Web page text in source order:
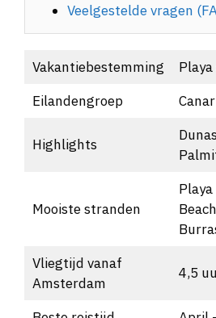
Veelgestelde vragen
Vakantiebestemming
Eilandengroep
Highlights
Mooiste stranden
Vliegtijd vanaf
Amsterdam
4,5